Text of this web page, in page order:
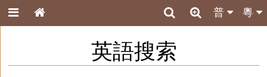
粵
普
英語搜索